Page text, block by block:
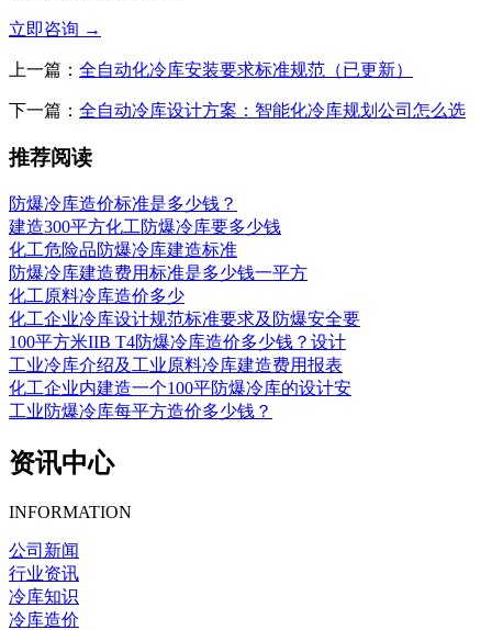
立即咨询 →
上一篇： 全自动化冷库安装要求标准规范（已更新）
下一篇： 全自动冷库设计方案：智能化冷库规划公司怎么选
推荐阅读
防爆冷库造价标准是多少钱？
建造300平方化工防爆冷库要多少钱
化工危险品防爆冷库建造标准
防爆冷库建造费用标准是多少钱一平方
化工原料冷库造价多少
化工企业冷库设计规范标准要求及防爆安全要
100平方米IIB T4防爆冷库造价多少钱？设计
工业冷库介绍及工业原料冷库建造费用报表
化工企业内建造一个100平防爆冷库的设计安
工业防爆冷库每平方造价多少钱？
资讯中心
INFORMATION
公司新闻
行业资讯
冷库知识
冷库造价